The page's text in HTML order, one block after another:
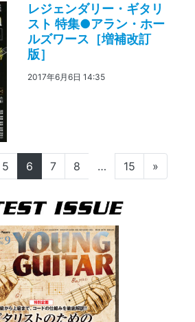
レジェンダリー・ギタリ
スト 特集●アラン・ホー
ルズワース［増補改訂
版］
2017年6月6日 14:35
ーション
5 6 7 8 … 15 »